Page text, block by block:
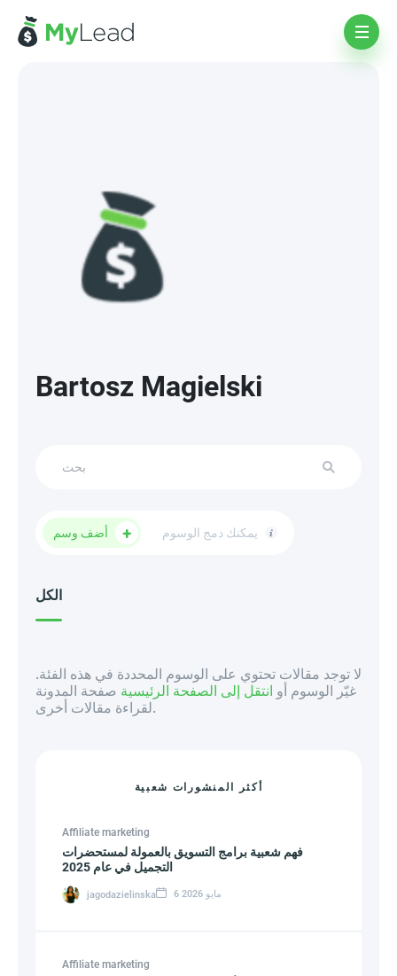
Bartosz Magielski
أضف وسم يمكنك دمج الوسوم
الكل
لا توجد مقالات تحتوي على الوسوم المحددة في هذه الفئة.
غيّر الوسوم أو انتقل إلى الصفحة الرئيسية صفحة المدونة
لقراءة مقالات أخرى.
أكثر المنشورات شعبية
Affiliate marketing
فهم شعبية برامج التسويق بالعمولة لمستحضرات
التجميل في عام 2025
jagodazielinska 6 مايو 2026
Affiliate marketing